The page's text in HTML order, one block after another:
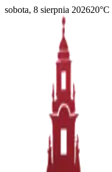
sobota, 8 sierpnia 202620°C